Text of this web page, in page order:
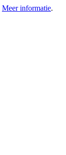
Meer informatie.